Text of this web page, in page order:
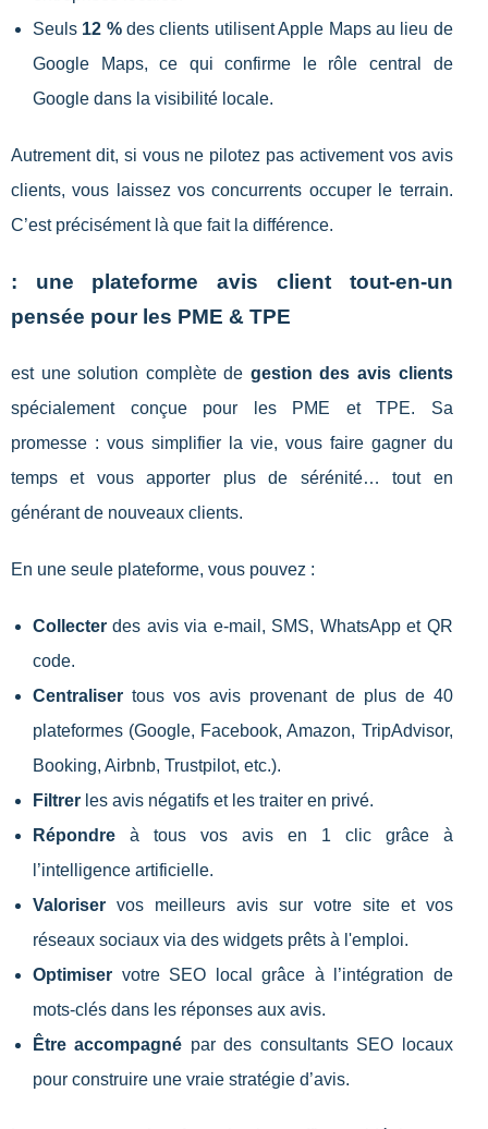
Seuls 12 %des clients utilisent Apple Maps au lieu de
Google Maps, ce qui confirme le rôle central de
Google dans la visibilité locale.
Autrement dit, si vous ne pilotez pas activement vos avis
clients, vous laissez vos concurrents occuper le terrain.
C’est précisément là que fait la différence.
: une plateforme avis client tout-en-un
pensée pour les PME & TPE
est une solution complète de gestion des avis clients
spécialement conçue pour les PME et TPE. Sa
promesse : vous simplifier la vie, vous faire gagner du
temps et vous apporter plus de sérénité… tout en
générant de nouveaux clients.
En une seule plateforme, vous pouvez :
Collecter des avis via e-mail, SMS, WhatsApp et QR
code.
Centraliser tous vos avis provenant de plus de 40
plateformes (Google, Facebook, Amazon, TripAdvisor,
Booking, Airbnb, Trustpilot, etc.).
Filtrer les avis négatifs et les traiter en privé.
Répondre à tous vos avis en 1 clic grâce à
l’intelligence artificielle.
Valoriser vos meilleurs avis sur votre site et vos
réseaux sociaux via des widgets prêts à l'emploi.
Optimiser votre SEO local grâce à l’intégration de
mots-clés dans les réponses aux avis.
Être accompagné par des consultants SEO locaux
pour construire une vraie stratégie d’avis.